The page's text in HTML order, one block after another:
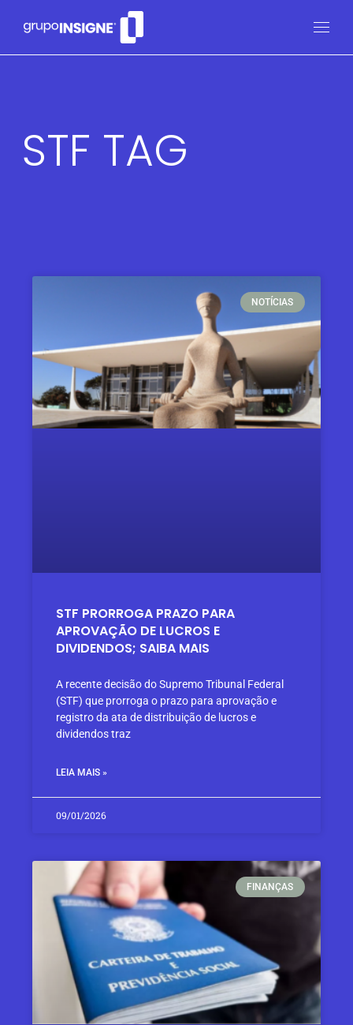
STF TAG
NOTÍCIAS
STF PRORROGA PRAZO PARA
APROVAÇÃO DE LUCROS E
DIVIDENDOS; SAIBA MAIS
A recente decisão do Supremo Tribunal Federal
(STF) que prorroga o prazo para aprovação e
registro da ata de distribuição de lucros e
dividendos traz
LEIA MAIS »
09/01/2026
FINANÇAS​